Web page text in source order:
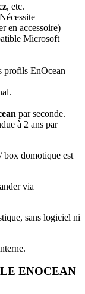
, etc.
en accessoire)
Microsoft
profils EnOcean
par seconde.
à 2 ans par
box domotique est
via
sans logiciel ni
ENOCEAN